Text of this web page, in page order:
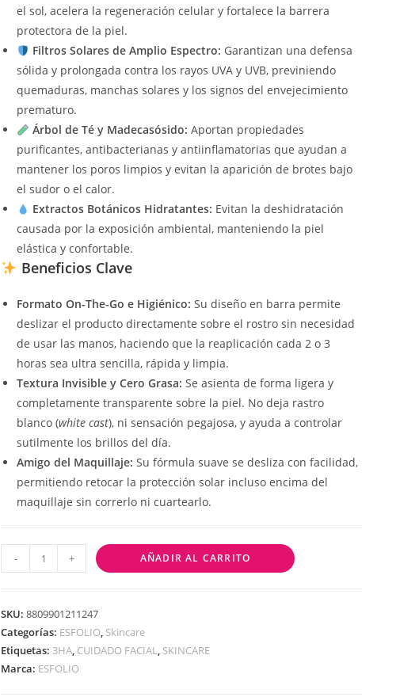
el sol, acelera la regeneración celular y fortalece la barrera
protectora de la piel.
Filtros Solares de Amplio Espectro: Garantizan una defensa
sólida y prolongada contra los rayos UVA y UVB, previniendo
quemaduras, manchas solares y los signos del envejecimiento
prematuro.
Árbol de Té y Madecasósido: Aportan propiedades
purificantes, antibacterianas y antiinflamatorias que ayudan a
mantener los poros limpios y evitan la aparición de brotes bajo
el sudor o el calor.
Extractos Botánicos Hidratantes: Evitan la deshidratación
causada por la exposición ambiental, manteniendo la piel
elástica y confortable.
Beneficios Clave
Formato On-The-Go e Higiénico: Su diseño en barra permite
deslizar el producto directamente sobre el rostro sin necesidad
de usar las manos, haciendo que la reaplicación cada 2 o 3
horas sea ultra sencilla, rápida y limpia.
Textura Invisible y Cero Grasa: Se asienta de forma ligera y
completamente transparente sobre la piel. No deja rastro
blanco (white cast), ni sensación pegajosa, y ayuda a controlar
sutilmente los brillos del día.
Amigo del Maquillaje: Su fórmula suave se desliza con facilidad,
permitiendo retocar la protección solar incluso encima del
maquillaje sin correrlo ni cuartearlo.
- + AÑADIR AL CARRITO
SKU: 8809901211247
Categorías: ESFOLIO, Skincare
Etiquetas: 3HA, CUIDADO FACIAL, SKINCARE
Marca: ESFOLIO